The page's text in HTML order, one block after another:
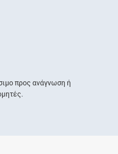
προς ανάγνωση ή